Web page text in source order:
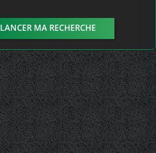
LANCER MA RECHERCHE